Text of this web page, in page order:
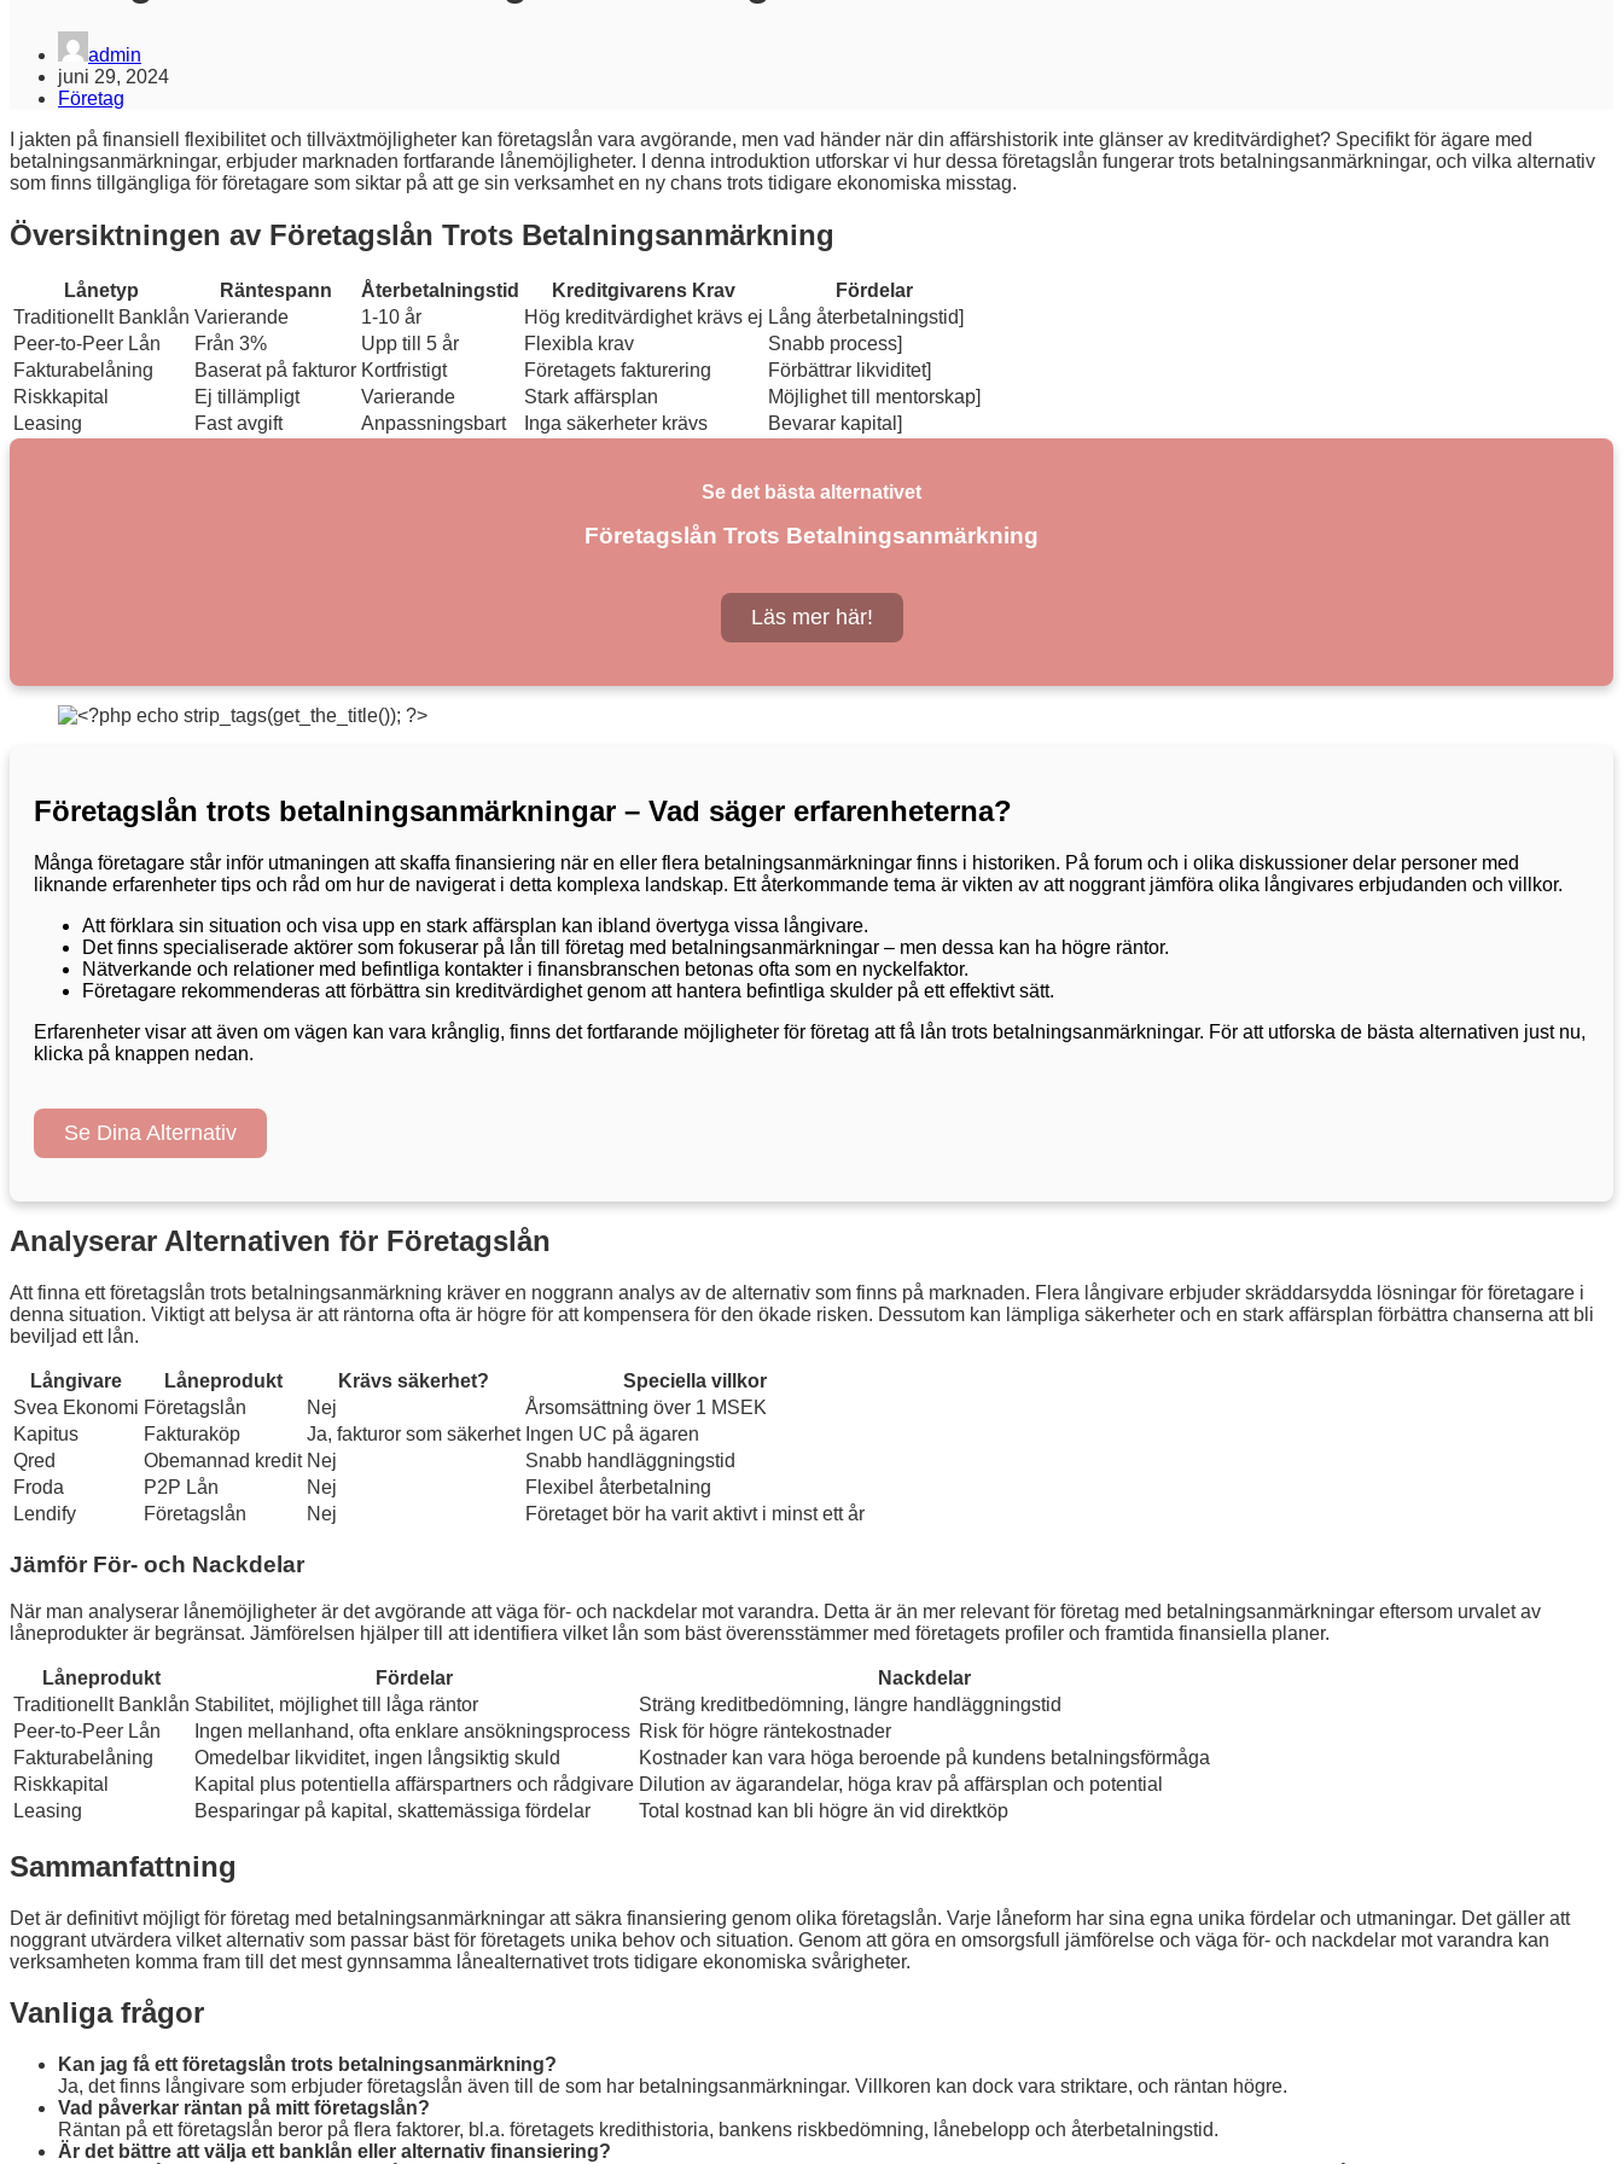
admin
juni 29, 2024
Företag
I jakten på finansiell flexibilitet och tillväxtmöjligheter kan företagslån vara avgörande, men vad händer när din affärshistorik inte glänser av kreditvärdighet? Specifikt för ägare med
betalningsanmärkningar, erbjuder marknaden fortfarande lånemöjligheter. I denna introduktion utforskar vi hur dessa företagslån fungerar trots betalningsanmärkningar, och vilka alternativ
som finns tillgängliga för företagare som siktar på att ge sin verksamhet en ny chans trots tidigare ekonomiska misstag.
Översiktningen av Företagslån Trots Betalningsanmärkning
Lånetyp Räntespann Återbetalningstid Kreditgivarens Krav
Fördelar
Traditionellt Banklån Varierande 1-10 år Hög kreditvärdighet krävs ej Lång återbetalningstid]
Peer-to-Peer Lån
Från 3% Upp till 5 år Flexibla krav
Snabb process]
Fakturabelåning
Baserat på fakturor Kortfristigt Företagets fakturering
Förbättrar likviditet]
Riskkapital
Ej tillämpligt Varierande Stark affärsplan
Möjlighet till mentorskap]
Leasing
Fast avgift Anpassningsbart Inga säkerheter krävs Bevarar kapital]
Se det bästa alternativet
Företagslån Trots Betalningsanmärkning
Läs mer här!
Företagslån trots betalningsanmärkningar – Vad säger erfarenheterna?
Många företagare står inför utmaningen att skaffa finansiering när en eller flera betalningsanmärkningar finns i historiken. På forum och i olika diskussioner delar personer med
liknande erfarenheter tips och råd om hur de navigerat i detta komplexa landskap. Ett återkommande tema är vikten av att noggrant jämföra olika långivares erbjudanden och villkor.
Att förklara sin situation och visa upp en stark affärsplan kan ibland övertyga vissa långivare.
Det finns specialiserade aktörer som fokuserar på lån till företag med betalningsanmärkningar – men dessa kan ha högre räntor.
Nätverkande och relationer med befintliga kontakter i finansbranschen betonas ofta som en nyckelfaktor.
Företagare rekommenderas att förbättra sin kreditvärdighet genom att hantera befintliga skulder på ett effektivt sätt.
Erfarenheter visar att även om vägen kan vara krånglig, finns det fortfarande möjligheter för företag att få lån trots betalningsanmärkningar. För att utforska de bästa alternativen just nu,
klicka på knappen nedan.
Se Dina Alternativ
Analyserar Alternativen för Företagslån
Att finna ett företagslån trots betalningsanmärkning kräver en noggrann analys av de alternativ som finns på marknaden. Flera långivare erbjuder skräddarsydda lösningar för företagare i
denna situation. Viktigt att belysa är att räntorna ofta är högre för att kompensera för den ökade risken. Dessutom kan lämpliga säkerheter och en stark affärsplan förbättra chanserna att bli
beviljad ett lån.
Långivare Låneprodukt Krävs säkerhet?
Speciella villkor
Svea Ekonomi Företagslån Nej
Årsomsättning över 1 MSEK
Kapitus
Fakturaköp Ja, fakturor som säkerhet Ingen UC på ägaren
Qred
Obemannad kredit Nej
Snabb handläggningstid
Froda
P2P Lån Nej
Flexibel återbetalning
Lendify
Företagslån Nej Företaget bör ha varit aktivt i minst ett år
Jämför För- och Nackdelar
När man analyserar lånemöjligheter är det avgörande att väga för- och nackdelar mot varandra. Detta är än mer relevant för företag med betalningsanmärkningar eftersom urvalet av
låneprodukter är begränsat. Jämförelsen hjälper till att identifiera vilket lån som bäst överensstämmer med företagets profiler och framtida finansiella planer.
Låneprodukt Fördelar
Nackdelar
Traditionellt Banklån Stabilitet, möjlighet till låga räntor
Sträng kreditbedömning, längre handläggningstid
Peer-to-Peer Lån
Ingen mellanhand, ofta enklare ansökningsprocess Risk för högre räntekostnader
Fakturabelåning
Omedelbar likviditet, ingen långsiktig skuld
Kostnader kan vara höga beroende på kundens betalningsförmåga
Riskkapital
Kapital plus potentiella affärspartners och rådgivare Dilution av ägarandelar, höga krav på affärsplan och potential
Leasing
Besparingar på kapital, skattemässiga fördelar Total kostnad kan bli högre än vid direktköp
Sammanfattning
Det är definitivt möjligt för företag med betalningsanmärkningar att säkra finansiering genom olika företagslån. Varje låneform har sina egna unika fördelar och utmaningar. Det gäller att
noggrant utvärdera vilket alternativ som passar bäst för företagets unika behov och situation. Genom att göra en omsorgsfull jämförelse och väga för- och nackdelar mot varandra kan
verksamheten komma fram till det mest gynnsamma lånealternativet trots tidigare ekonomiska svårigheter.
Vanliga frågor
Kan jag få ett företagslån trots betalningsanmärkning?
Ja, det finns långivare som erbjuder företagslån även till de som har betalningsanmärkningar. Villkoren kan dock vara striktare, och räntan högre.
Vad påverkar räntan på mitt företagslån?
Räntan på ett företagslån beror på flera faktorer, bl.a. företagets kredithistoria, bankens riskbedömning, lånebelopp och återbetalningstid.
Är det bättre att välja ett banklån eller alternativ finansiering?